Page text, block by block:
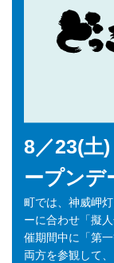
8／23(土
ープンデ
町では、神威岬
ーに合わせ「擬
催期間中に「第
両方を参観して